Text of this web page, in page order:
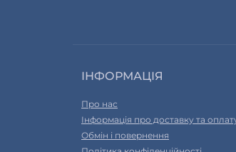
ІНФОРМАЦІЯ
Про нас
Інформація про доставку та
Обмін і повернення